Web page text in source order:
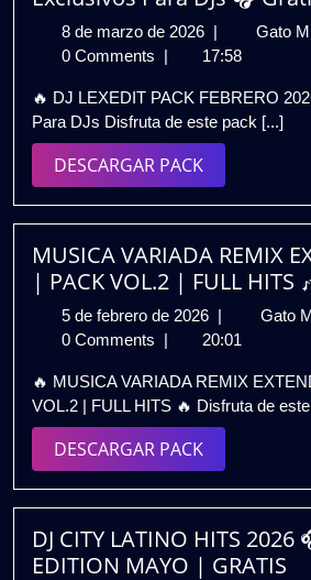
8 de marzo de 2026 8
de
de
2026
Gato
0 Comments
17:58
🔥 DJ LEXEDIT PACK FEBRERO
Para DJs Disfruta de este pack [...]
DESCARGAR PACKDESCARGAR
PACK
MUSICA VARIADA REMIX
| PACK VOL.2 | FULL HITS
5 de febrero de 2026 5
de
de
2026
Gato
0 Comments
20:01
🔥 MUSICA VARIADA REMIX
VOL.2 | FULL HITS 🔥 Disfruta de
DESCARGAR PACKDESCARGAR
PACK
DJ CITY LATINO HITS 2026
EDITION MAYO | GRATIS